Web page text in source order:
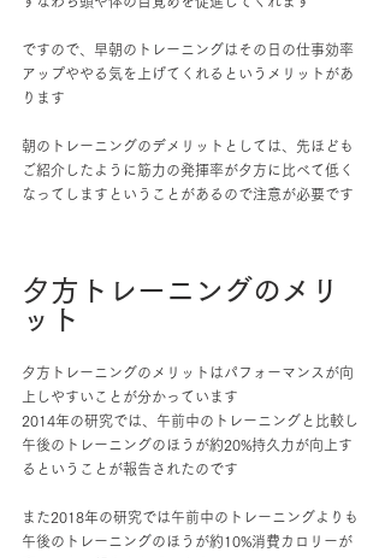
ですので、早朝のトレーニングはその日の仕事効率
アップややる気を上げてくれるというメリットがあ
ります
朝のトレーニングのデメリットとしては、先ほども
ご紹介したように筋力の発揮率が夕方に比べて低く
なってしますということがあるので注意が必要です
夕方トレーニングのメリ
ット
夕方トレーニングのメリットはパフォーマンスが向
上しやすいことが分かっています
2014年の研究では、午前中のトレーニングと比較し
午後のトレーニングのほうが約20%持久力が向上す
るということが報告されたのです
また2018年の研究では午前中のトレーニングよりも
午後のトレーニングのほうが約10%消費カロリーが